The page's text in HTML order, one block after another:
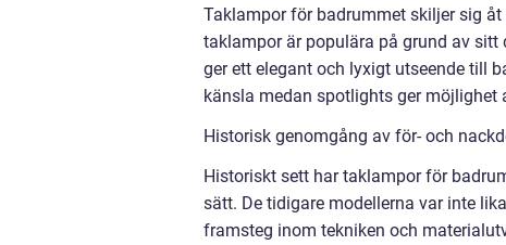
Taklampor för badrummet skiljer sig
taklampor är populära på grund av sitt
ger ett elegant och lyxigt utseende till
känsla medan spotlights ger
Historisk genomgång av för- och
Historiskt sett har taklampor för
sätt. De tidigare modellerna var inte
framsteg inom tekniken och